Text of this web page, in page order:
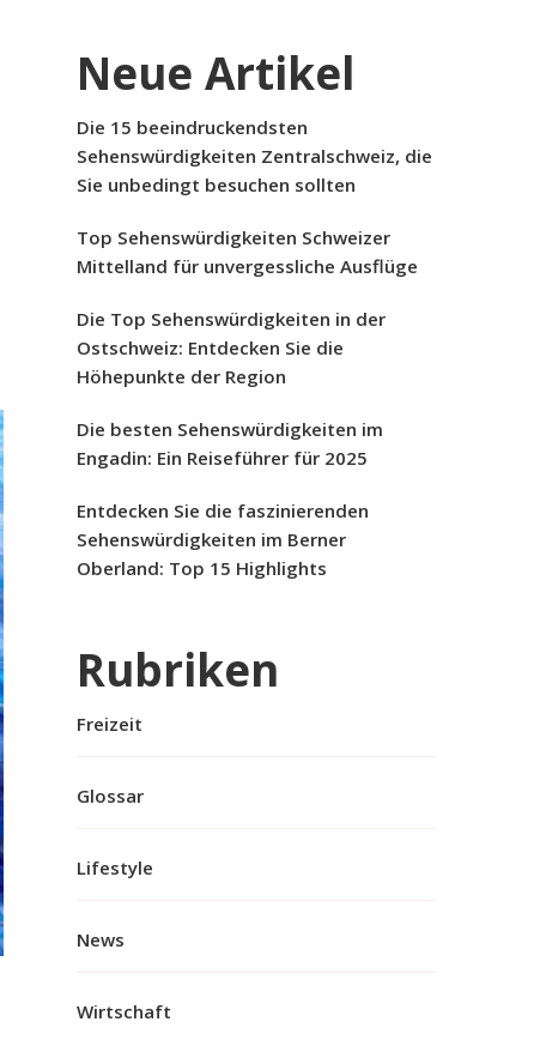
Neue Artikel
Die 15 beeindruckendsten
Sehenswürdigkeiten Zentralschweiz, die
Sie unbedingt besuchen sollten
Top Sehenswürdigkeiten Schweizer
Mittelland für unvergessliche Ausflüge
Die Top Sehenswürdigkeiten in der
Ostschweiz: Entdecken Sie die
Höhepunkte der Region
Die besten Sehenswürdigkeiten im
Engadin: Ein Reiseführer für 2025
Entdecken Sie die faszinierenden
Sehenswürdigkeiten im Berner
Oberland: Top 15 Highlights
Rubriken
Freizeit
Glossar
Lifestyle
News
Wirtschaft